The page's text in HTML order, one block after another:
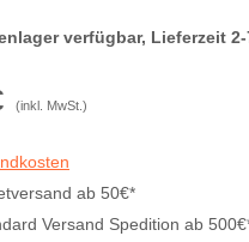
verfügbar, Lieferzeit
(inkl. MwSt.)
ab 50€*
Versand Spedition ab